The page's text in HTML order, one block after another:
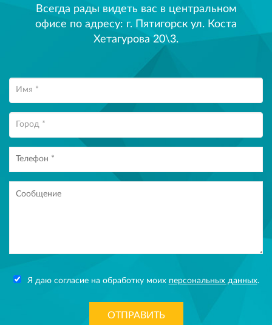
Всегда рады видеть вас в центральном
офисе по адресу: г. Пятигорск ул. Коста
Хетагурова 20\3.
Я даю согласие на обработку моих персональных данных.
ОТПРАВИТЬ